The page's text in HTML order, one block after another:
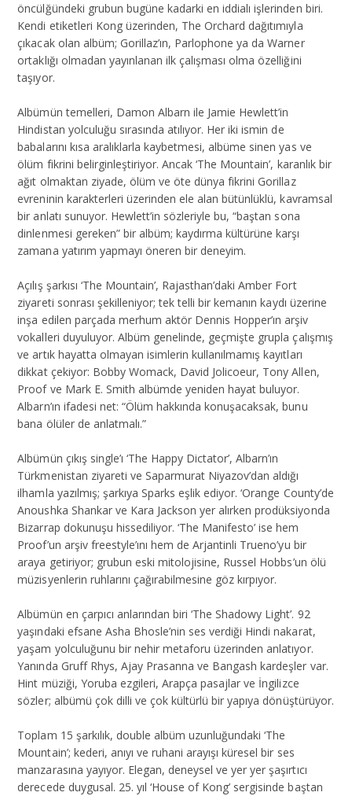
öncülğündeki grubun bugüne kadarki en iddialı işlerinden biri.
Kendi etiketleri Kong üzerinden, The Orchard dağıtımıyla
çıkacak olan albüm; Gorillaz’ın, Parlophone ya da Warner
ortaklığı olmadan yayınlanan ilk çalışması olma özelliğini
taşıyor.
Albümün temelleri, Damon Albarn ile Jamie Hewlett’in
Hindistan yolculuğu sırasında atılıyor. Her iki ismin de
babalarını kısa aralıklarla kaybetmesi, albüme sinen yas ve
ölüm fikrini belirginleştiriyor. Ancak ‘The Mountain’, karanlık bir
ağıt olmaktan ziyade, ölüm ve öte dünya fikrini Gorillaz
evreninin karakterleri üzerinden ele alan bütünlüklü, kavramsal
bir anlatı sunuyor. Hewlett’in sözleriyle bu, “baştan sona
dinlenmesi gereken” bir albüm; kaydırma kültürüne karşı
zamana yatırım yapmayı öneren bir deneyim.
Açılış şarkısı ‘The Mountain’, Rajasthan’daki Amber Fort
ziyareti sonrası şekilleniyor; tek telli bir kemanın kaydı üzerine
inşa edilen parçada merhum aktör Dennis Hopper’ın arşiv
vokalleri duyuluyor. Albüm genelinde, geçmişte grupla çalışmış
ve artık hayatta olmayan isimlerin kullanılmamış kayıtları
dikkat çekiyor: Bobby Womack, David Jolicoeur, Tony Allen,
Proof ve Mark E. Smith albümde yeniden hayat buluyor.
Albarn’ın ifadesi net: “Ölüm hakkında konuşacaksak, bunu
bana ölüler de anlatmalı.”
Albümün çıkış single’ı ‘The Happy Dictator’, Albarn’ın
Türkmenistan ziyareti ve Saparmurat Niyazov’dan aldığı
ilhamla yazılmış; şarkıya Sparks eşlik ediyor. ‘Orange County’de
Anoushka Shankar ve Kara Jackson yer alırken prodüksiyonda
Bizarrap dokunuşu hissediliyor. ‘The Manifesto’ ise hem
Proof’un arşiv freestyle’ını hem de Arjantinli Trueno’yu bir
araya getiriyor; grubun eski mitolojisine, Russel Hobbs’un ölü
müzisyenlerin ruhlarını çağırabilmesine göz kırpıyor.
Albümün en çarpıcı anlarından biri ‘The Shadowy Light’. 92
yaşındaki efsane Asha Bhosle’nin ses verdiği Hindi nakarat,
yaşam yolculuğunu bir nehir metaforu üzerinden anlatıyor.
Yanında Gruff Rhys, Ajay Prasanna ve Bangash kardeşler var.
Hint müziği, Yoruba ezgileri, Arapça pasajlar ve İngilizce
sözler; albümü çok dilli ve çok kültürlü bir yapıya dönüştürüyor.
Toplam 15 şarkılık, double albüm uzunluğundaki ‘The
Mountain’; kederi, anıyı ve ruhani arayışı küresel bir ses
manzarasına yayıyor. Elegan, deneysel ve yer yer şaşırtıcı
derecede duygusal. 25. yıl ‘House of Kong’ sergisinde baştan